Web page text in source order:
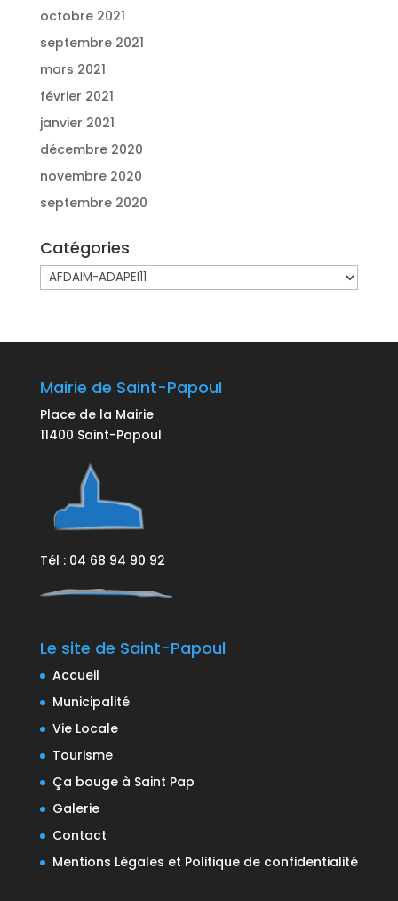
octobre 2021
septembre 2021
mars 2021
février 2021
janvier 2021
décembre 2020
novembre 2020
septembre 2020
Catégories
Catégories
Mairie de Saint-Papoul
Place de la Mairie
11400 Saint-Papoul
Tél : 04 68 94 90 92
Le site de Saint-Papoul
Accueil
Municipalité
Vie Locale
Tourisme
Ça bouge à Saint Pap
Galerie
Contact
Mentions Légales et Politique de confidentialité